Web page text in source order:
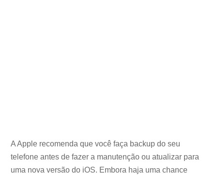
A Apple recomenda que você faça backup do seu
telefone antes de fazer a manutenção ou atualizar para
uma nova versão do iOS. Embora haja uma chance